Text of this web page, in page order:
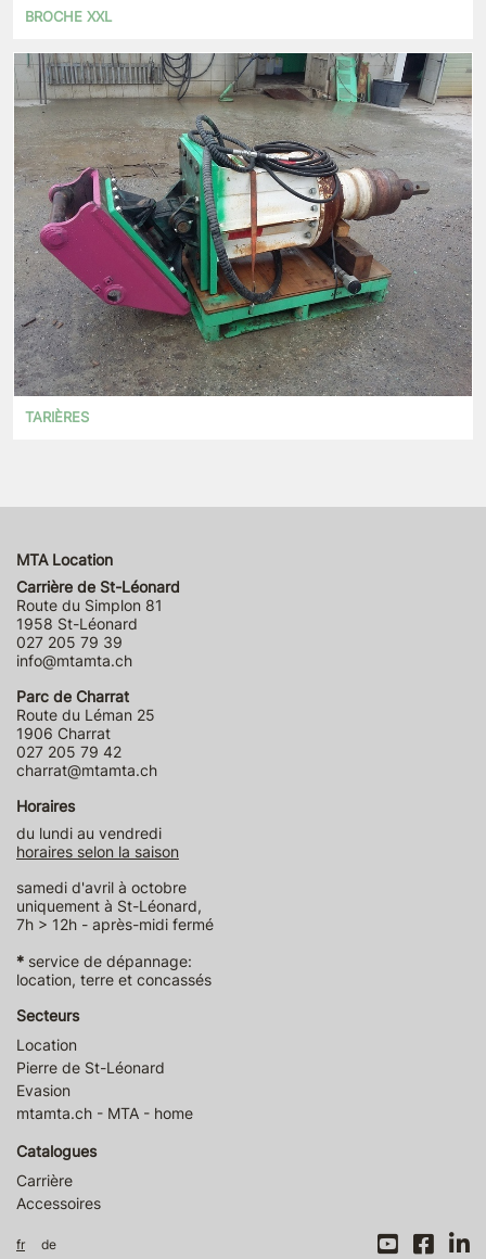
BROCHE XXL
TARIÈRES
MTA Location
Carrière de St-Léonard
Route du Simplon 81
1958 St-Léonard
027 205 79 39
info@mtamta.ch
Parc de Charrat
Route du Léman 25
1906 Charrat
027 205 79 42
charrat@mtamta.ch
Horaires
du lundi au vendredi
horaires selon la saison
samedi d'avril à octobre
uniquement à St-Léonard,
7h > 12h - après-midi fermé
* service de dépannage:
location, terre et concassés
Secteurs
Location
Pierre de St-Léonard
Evasion
mtamta.ch - MTA - home
Catalogues
Carrière
Accessoires
fr de